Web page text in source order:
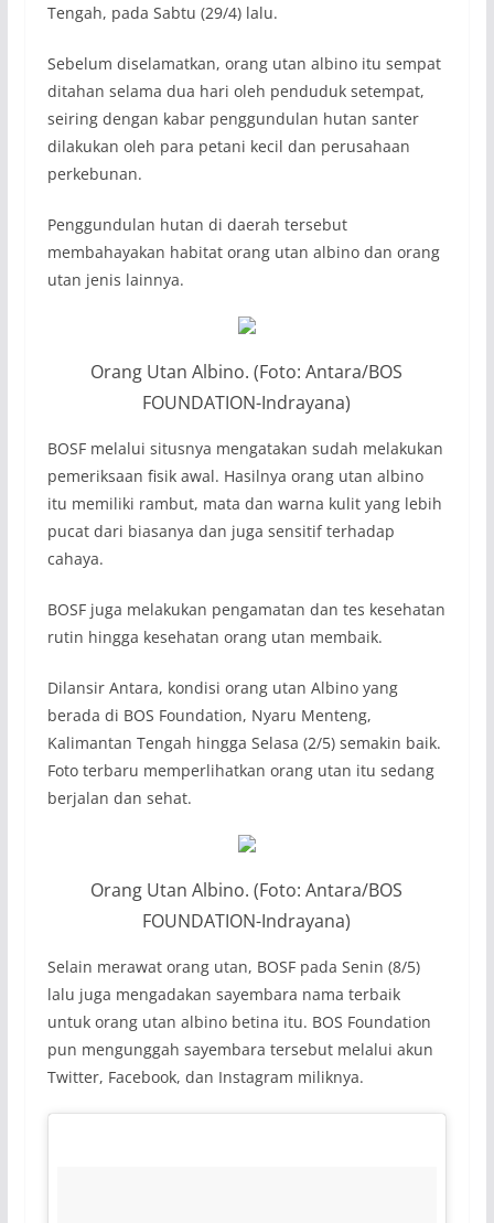
Tengah, pada Sabtu (29/4) lalu.
Sebelum diselamatkan, orang utan albino itu sempat
ditahan selama dua hari oleh penduduk setempat,
seiring dengan kabar penggundulan hutan santer
dilakukan oleh para petani kecil dan perusahaan
perkebunan.
Penggundulan hutan di daerah tersebut
membahayakan habitat orang utan albino dan orang
utan jenis lainnya.
Orang Utan Albino. (Foto: Antara/BOS
FOUNDATION-Indrayana)
BOSF melalui situsnya mengatakan sudah melakukan
pemeriksaan fisik awal. Hasilnya orang utan albino
itu memiliki rambut, mata dan warna kulit yang lebih
pucat dari biasanya dan juga sensitif terhadap
cahaya.
BOSF juga melakukan pengamatan dan tes kesehatan
rutin hingga kesehatan orang utan membaik.
Dilansir Antara, kondisi orang utan Albino yang
berada di BOS Foundation, Nyaru Menteng,
Kalimantan Tengah hingga Selasa (2/5) semakin baik.
Foto terbaru memperlihatkan orang utan itu sedang
berjalan dan sehat.
Orang Utan Albino. (Foto: Antara/BOS
FOUNDATION-Indrayana)
Selain merawat orang utan, BOSF pada Senin (8/5)
lalu juga mengadakan sayembara nama terbaik
untuk orang utan albino betina itu. BOS Foundation
pun mengunggah sayembara tersebut melalui akun
Twitter, Facebook, dan Instagram miliknya.